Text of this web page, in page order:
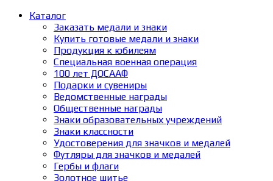
Каталог
Заказать медали и знаки
Купить готовые медали и знаки
Продукция к юбилеям
Специальная военная операция
100 лет ДОСААФ
Подарки и сувениры
Ведомственные награды
Общественные награды
Знаки образовательных учреждений
Знаки классности
Удостоверения для значков и медалей
Футляры для значков и медалей
Гербы и флаги
Золотное шитье